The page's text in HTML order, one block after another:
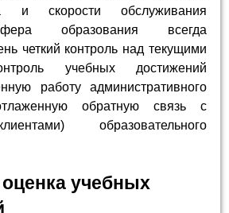
и скорости обслуживания
образования всегда
четкий контроль над текущими
учебных достижений
работу административного
обратную связь с
образовательного
учебных